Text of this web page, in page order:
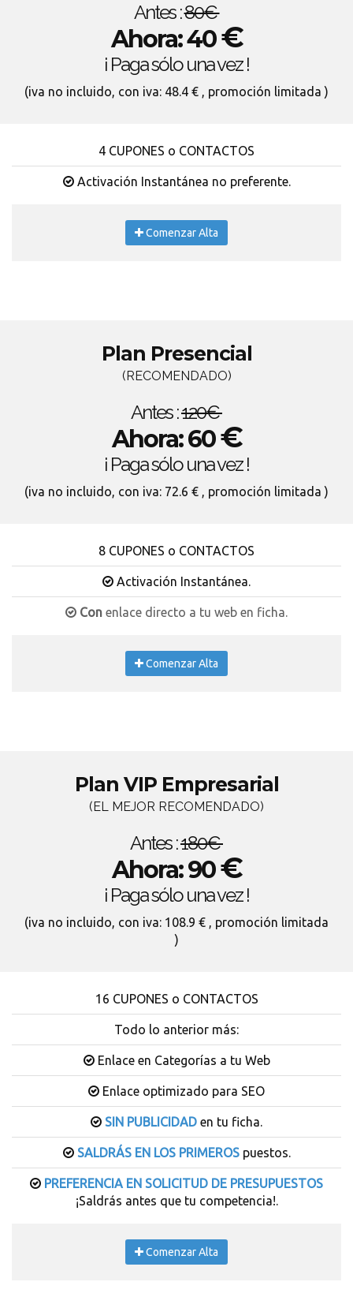
Antes :80€
Ahora: 40€
¡ Paga sólo una vez !
(iva no incluido, con iva: 48.4 € , promoción limitada )
4 CUPONES o CONTACTOS
Activación Instantánea no preferente.
Comenzar Alta
Plan Presencial
(RECOMENDADO)
Antes :120€
Ahora: 60€
¡ Paga sólo una vez !
(iva no incluido, con iva: 72.6 € , promoción limitada )
8 CUPONES o CONTACTOS
Activación Instantánea.
Con enlace directo a tu web en ficha.
Comenzar Alta
Plan VIP Empresarial
(EL MEJOR RECOMENDADO)
Antes :180€
Ahora: 90€
¡ Paga sólo una vez !
(iva no incluido, con iva: 108.9 € , promoción limitada
)
16 CUPONES o CONTACTOS
Todo lo anterior más:
Enlace en Categorías a tu Web
Enlace optimizado para SEO
SIN PUBLICIDAD en tu ficha.
SALDRÁS EN LOS PRIMEROSpuestos.
PREFERENCIA EN SOLICITUD DE PRESUPUESTOS
¡Saldrás antes que tu competencia!.
Comenzar Alta